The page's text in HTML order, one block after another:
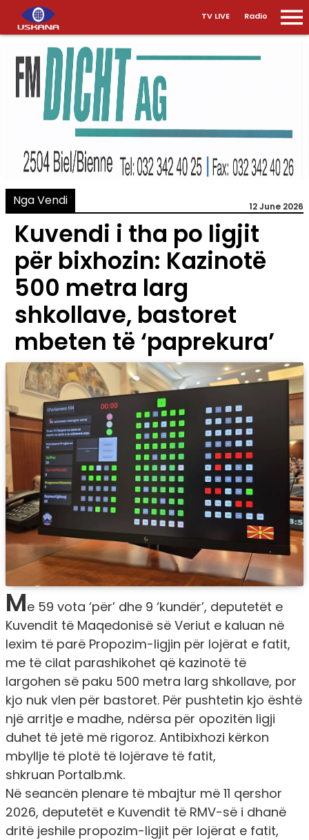
TV LIVE Radio
Nga Vendi 12 June 2026
Kuvendi i tha po ligjit
për bixhozin: Kazinotë
500 metra larg
shkollave, bastoret
mbeten të ‘paprekura’
Me 59 vota ‘për’ dhe 9 ‘kundër’, deputetët e
Kuvendit të Maqedonisë së Veriut e kaluan në
lexim të parë Propozim-ligjin për lojërat e fatit,
me të cilat parashikohet që kazinotë të
largohen së paku 500 metra larg shkollave, por
kjo nuk vlen për bastoret. Për pushtetin kjo është
një arritje e madhe, ndërsa për opozitën ligji
duhet të jetë më rigoroz. Antibixhozi kërkon
mbyllje të plotë të lojërave të fatit,
shkruan Portalb.mk.
Në seancën plenare të mbajtur më 11 qershor
2026, deputetët e Kuvendit të RMV-së i dhanë
dritë jeshile propozim-ligjit për lojërat e fatit,